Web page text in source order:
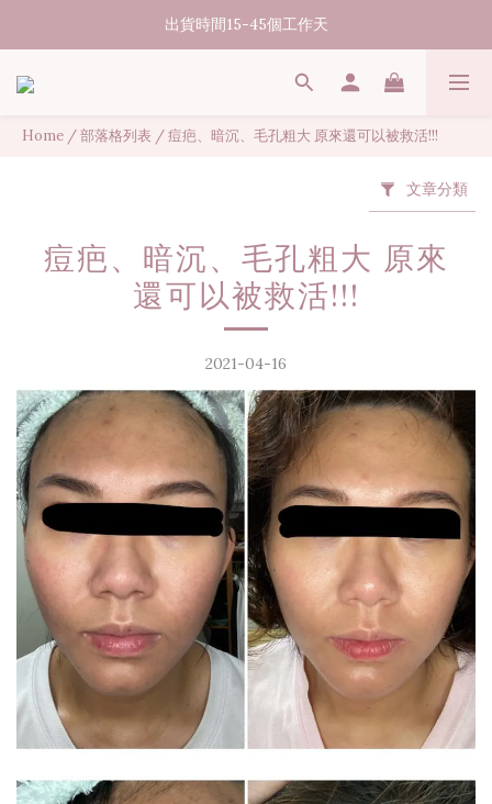
07/31-08/08 煥新盛夏 | 夏日美好節
出貨時間15-45個工作天
消費滿3000元享台灣境內免運
Home /部落格列表 /痘疤、暗沉、毛孔粗大 原來還可以被救活!!!
文章分類
痘疤、暗沉、毛孔粗大 原來
還可以被救活!!!
2021-04-16